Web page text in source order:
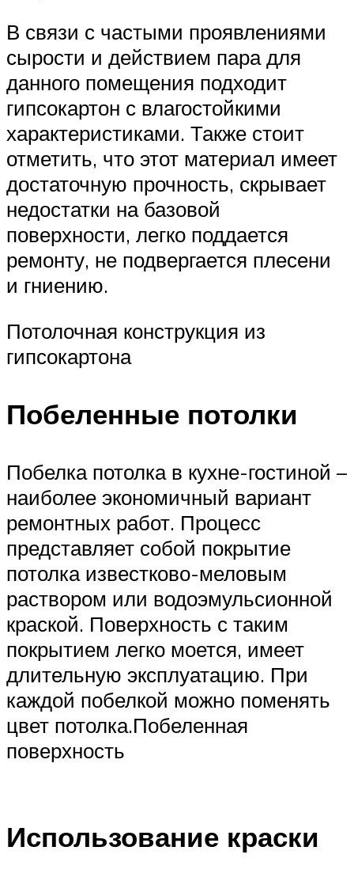
В связи с частыми проявлениями
сырости и действием пара для
данного помещения подходит
гипсокартон с влагостойкими
характеристиками. Также стоит
отметить, что этот материал имеет
достаточную прочность, скрывает
недостатки на базовой
поверхности, легко поддается
ремонту, не подвергается плесени
и гниению.
Потолочная конструкция из
гипсокартона
Побеленные потолки
Побелка потолка в кухне-гостиной –
наиболее экономичный вариант
ремонтных работ. Процесс
представляет собой покрытие
потолка известково-меловым
раствором или водоэмульсионной
краской. Поверхность с таким
покрытием легко моется, имеет
длительную эксплуатацию. При
каждой побелкой можно поменять
цвет потолка.Побеленная
поверхность
Использование краски